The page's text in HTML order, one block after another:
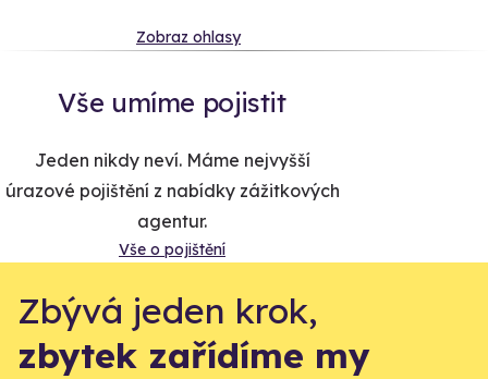
Zobraz ohlasy
Vše umíme pojistit
Jeden nikdy neví. Máme nejvyšší
úrazové pojištění z nabídky zážitkových
agentur.
Vše o pojištění
Zbývá jeden krok,
zbytek zařídíme my